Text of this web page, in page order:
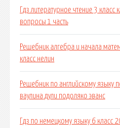
Гдз литературное чтение 3
вопросы 1 часть
Решебник алгебра и начала
класс нелин
Решебник по английскому языку
ваулина дули подоляко эванс
Гдз по немецкому языку 6 класс